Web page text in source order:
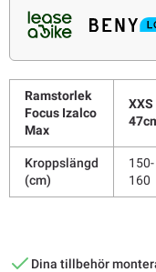
Ramstorlek
Focus Izalco
Max
XXS
Kroppslängd
(cm)
150-
160
Dina tillbehör